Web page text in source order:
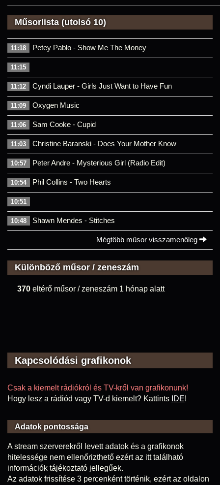
Műsorlista (utolsó 10)
11:18 Petey Pablo - Show Me The Money
11:15
11:12 Cyndi Lauper - Girls Just Want to Have Fun
11:09 Oxygen Music
11:06 Sam Cooke - Cupid
11:03 Christine Baranski - Does Your Mother Know
10:57 Peter Andre - Mysterious Girl (Radio Edit)
10:54 Phil Collins - Two Hearts
10:51
10:48 Shawn Mendes - Stitches
Mégtöbb műsor visszamenőleg
Különböző műsor / zeneszám
370 eltérő műsor / zeneszám 1 hónap alatt
Kapcsolódási grafikonok
Csak a kiemelt rádiókról és TV-kről van grafikonunk!
Hogy lesz a rádiód vagy TV-d kiemelt? Kattints IDE!
Adatok pontossága
A stream szerverekről levett adatok és a grafikonok
hitelessége nem ellenőrizthető ezért az itt található
információk tájékoztató jellegűek.
Az adatok frissítése 3 percenként történik, ezért az oldalon